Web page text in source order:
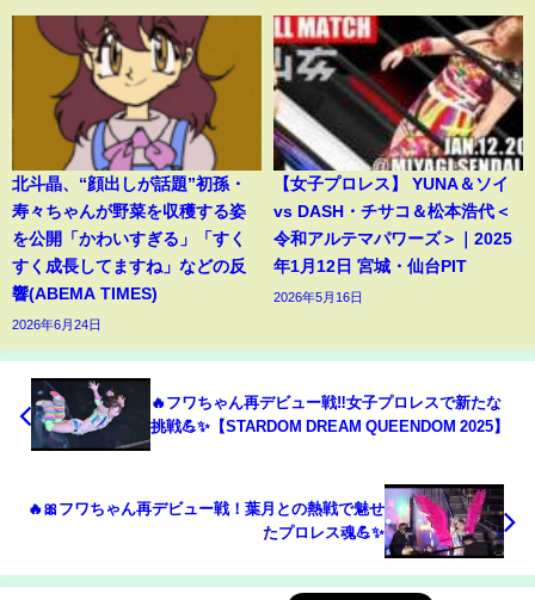
北斗晶、“顔出しが話題”初孫・
寿々ちゃんが野菜を収穫する姿
を公開「かわいすぎる」「すく
すく成長してますね」などの反
響(ABEMA TIMES)
2026年6月24日
【女子プロレス】 YUNA＆ソイ
vs DASH・チサコ＆松本浩代＜
令和アルテマパワーズ＞｜2025
年1月12日 宮城・仙台PIT
2026年5月16日
🔥フワちゃん再デビュー戦‼️女子プロレスで新たな
挑戦💪✨【STARDOM DREAM QUEENDOM 2025】
🔥🎀フワちゃん再デビュー戦！葉月との熱戦で魅せ
たプロレス魂💪✨